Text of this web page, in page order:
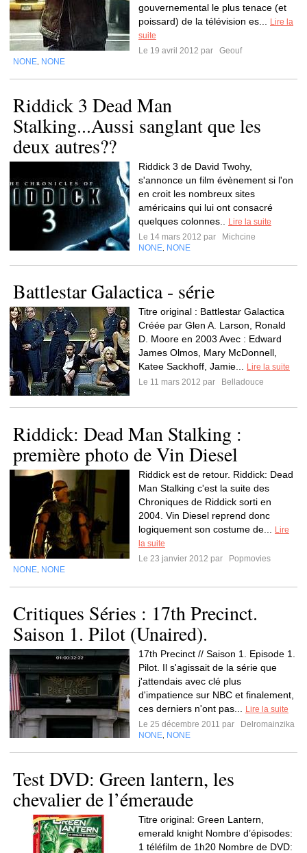
gouvernemental le plus tenace (et
poissard) de la télévision es...
Lire la
suite
Le 19 avril 2012 par
Geouf
NONE NONE
Riddick 3 Dead Man
Stalking...Aussi sanglant que les
deux autres??
Riddick 3 de David Twohy,
s'annonce un film évènement si l'on
en croit les nombreux sites
américains qui lui ont consacré
quelques colonnes..
Lire la suite
Le 14 mars 2012 par
Michcine
NONE NONE
Battlestar Galactica - série
Titre original : Battlestar Galactica
Créée par Glen A. Larson, Ronald
D. Moore en 2003 Avec : Edward
James Olmos, Mary McDonnell,
Katee Sackhoff, Jamie...
Lire la suite
Le 11 mars 2012 par
Belladouce
Riddick: Dead Man Stalking :
première photo de Vin Diesel
Riddick est de retour. Riddick: Dead
Man Stalking c'est la suite des
Chroniques de Riddick sorti en
2004. Vin Diesel reprend donc
logiquement son costume de...
Lire
la suite
Le 23 janvier 2012 par
Popmovies
NONE NONE
Critiques Séries : 17th Precinct.
Saison 1. Pilot (Unaired).
17th Precinct // Saison 1. Episode 1.
Pilot. Il s'agissait de la série que
j'attendais avec clé plus
d'impatience sur NBC et finalement,
ces derniers n'ont pas...
Lire la suite
Le 25 décembre 2011 par
Delromainzika
NONE NONE
Test DVD: Green lantern, les
chevalier de l’émeraude
Titre original: Green Lantern,
emerald knight Nombre d’épisodes:
1 téléfilm de 1h20 Nombre de DVD: